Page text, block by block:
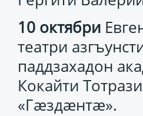
10 октябри
театри
паддзахадон
Кокайти
«Гæздæнтæ».